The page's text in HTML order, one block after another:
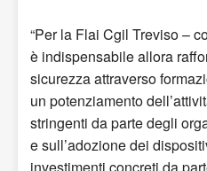
“Per la Flai Cgil Treviso –
è indispensabile allora
sicurezza attraverso
un potenziamento
stringenti da parte degli
e sull’adozione dei
investimenti concreti da